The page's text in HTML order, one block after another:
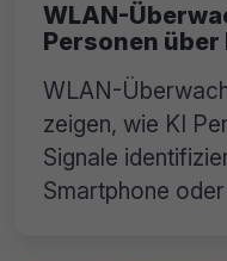
WLAN-
Personen
WLAN-
zeigen, wie KI
Signale
Smartphone